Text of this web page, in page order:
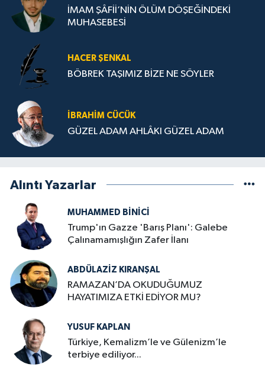
İMAM ŞÂFİİ’NİN ÖLÜM DÖŞEĞİNDEKİ
MUHASEBESİ
HACER ŞENKAL
BÖBREK TAŞIMIZ BİZE NE SÖYLER
İBRAHIM CÜCÜK
GÜZEL ADAM AHLÂKI GÜZEL ADAM
Alıntı Yazarlar
MUHAMMED BINICI
Trump'ın Gazze 'Barış Planı': Galebe
Çalınamamışlığın Zafer İlanı
ABDÜLAZIZ KIRANŞAL
RAMAZAN’DA OKUDUĞUMUZ
HAYATIMIZA ETKİ EDİYOR MU?
YUSUF KAPLAN
Türkiye, Kemalizm’le ve Gülenizm’le
terbiye ediliyor...